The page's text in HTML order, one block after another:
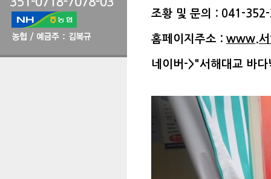
조황 및 문의 : 041-
홈페이지주소 : www.서
네이버->"서해대교 바